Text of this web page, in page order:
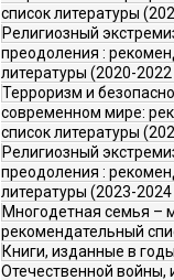
список литературы
Религиозный
преодоления :
литературы (2020-2022
Терроризм и
современном мире:
список литературы
Религиозный
преодоления :
литературы (2023-2024
Многодетная семья –
рекомендательный
Книги, изданные в
Отечественной